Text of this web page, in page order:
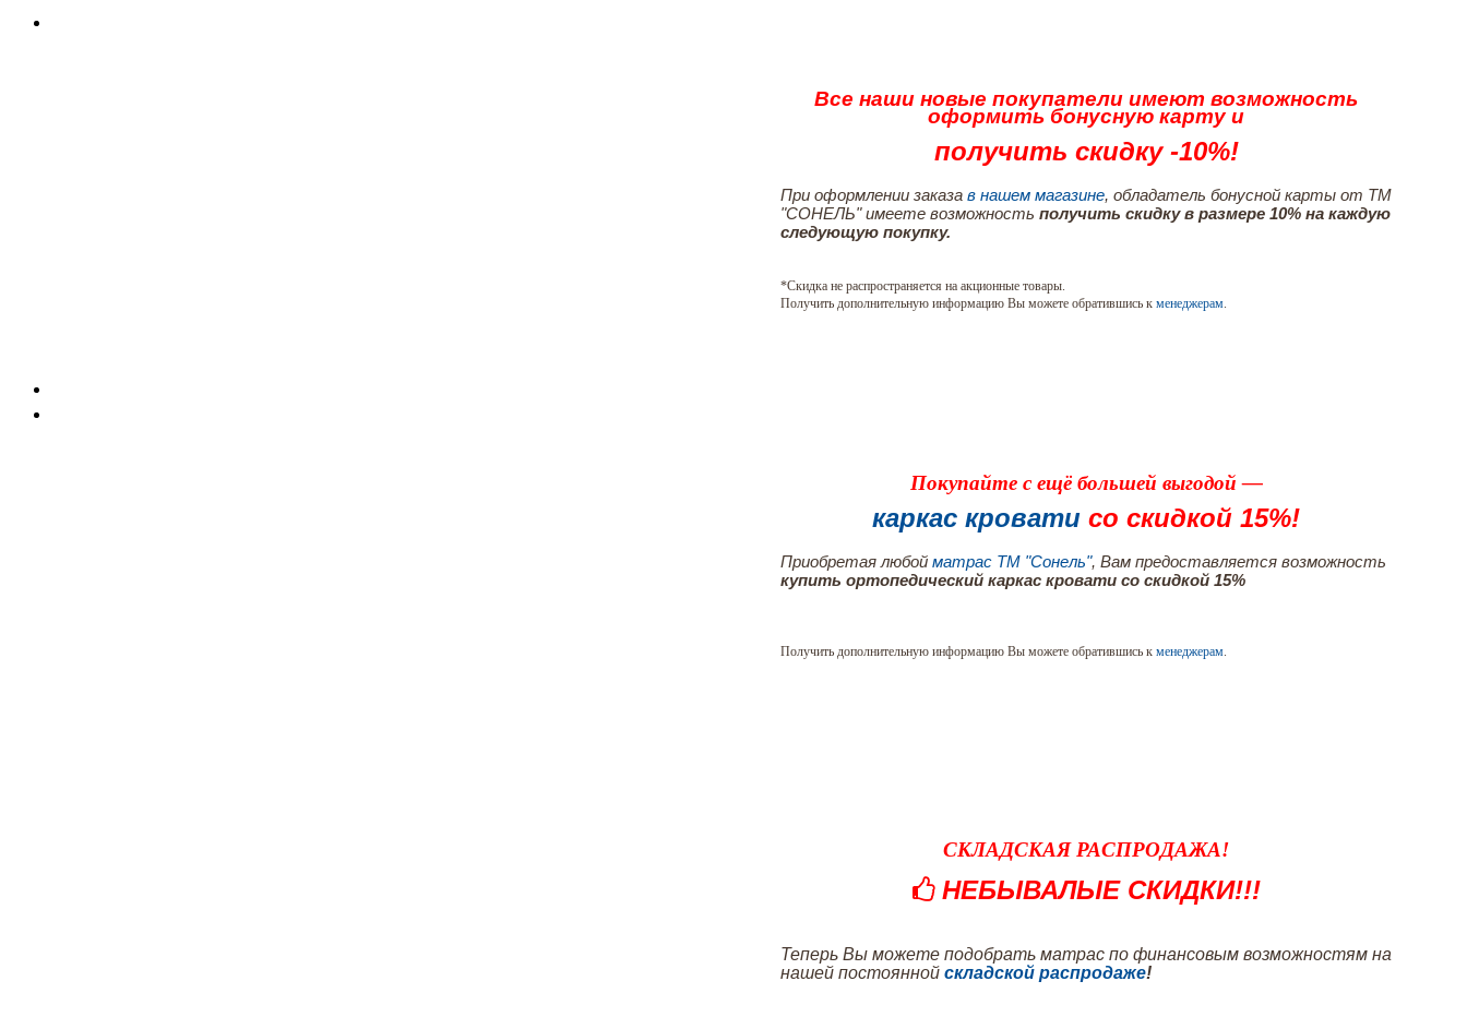
Все наши новые покупатели имеют возможность
оформить бонусную карту и
получить скидку -10%!
При оформлении заказав нашем магазине, обладатель бонусной карты от ТМ
"СОНЕЛЬ" имеете возможностьполучить скидку в размере 10% на каждую
следующую покупку.
*Скидка не распространяется на акционные товары.
Получить дополнительную информацию Вы можете обратившись кменеджерам.
Покупайте с ещё большей выгодой —
каркас кроватисо скидкой 15%!
Приобретая любойматрас ТМ "Сонель", Вам предоставляется возможность
купить ортопедический каркас кровати со скидкой 15%
Получить дополнительную информацию Вы можете обратившись кменеджерам.
СКЛАДСКАЯ РАСПРОДАЖА!
НЕБЫВАЛЫЕ СКИДКИ!!!
Теперь Вы можете подобрать матрас по финансовым возможностям на
нашей постоянной складской распродаже!